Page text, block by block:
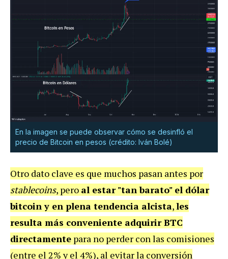
En la imagen se puede observar cómo se desinfló el
precio de Bitcoin en pesos (crédito: Iván Bolé)
Otro dato clave es que muchos pasan antes por
stablecoins, pero al estar "tan barato" el dólar
bitcoin y en plena tendencia alcista,les
resulta más conveniente adquirir BTC
directamente para no perder con las comisiones
(entre el 2% y el 4%), al evitar la conversión